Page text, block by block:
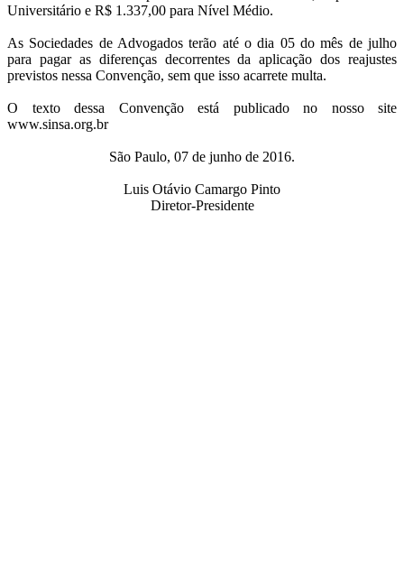
Universitário e R$ 1.337,00 para Nível Médio.
As Sociedades de Advogados terão até o dia 05 do mês de julho
para pagar as diferenças decorrentes da aplicação dos reajustes
previstos nessa Convenção, sem que isso acarrete multa.
O texto dessa Convenção está publicado no nosso site
www.sinsa.org.br
São Paulo, 07 de junho de 2016.
Luis Otávio Camargo Pinto
Diretor-Presidente